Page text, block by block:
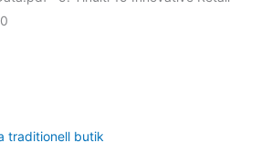
traditionell butik